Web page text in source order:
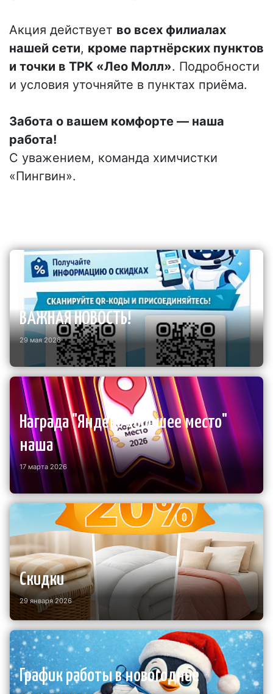
Акция действует во всех филиалах
нашей сети, кроме партнёрских пунктов
и точки в ТРК «Лео Молл». Подробности
и условия уточняйте в пунктах приёма.
Забота о вашем комфорте — наша
работа!
С уважением, команда химчистки
«Пингвин».
ВАЖНАЯ НОВОСТЬ!
29 мая 2026
Награда "Яндекс хорошее место"
наша
17 марта 2026
Скидки
29 января 2026
График работы в новогодние